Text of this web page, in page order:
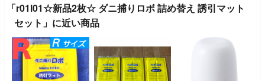
「r01l01☆新品2枚☆ ダニ捕りロボ 詰め替え 誘引マット
セット」に近い商品